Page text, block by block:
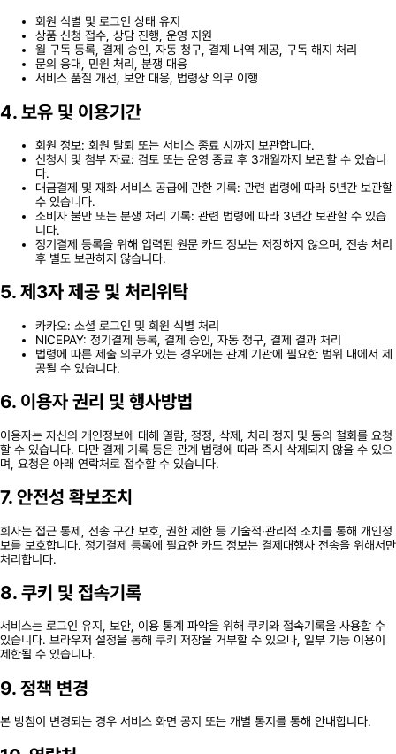
회원 식별 및 로그인 상태 유지
상품 신청 접수, 상담 진행, 운영 지원
월 구독 등록, 결제 승인, 자동 청구, 결제 내역 제공, 구독 해지 처리
문의 응대, 민원 처리, 분쟁 대응
서비스 품질 개선, 보안 대응, 법령상 의무 이행
4. 보유 및 이용기간
회원 정보: 회원 탈퇴 또는 서비스 종료 시까지 보관합니다.
신청서 및 첨부 자료: 검토 또는 운영 종료 후 3개월까지 보관할 수 있습니
다.
대금결제 및 재화·서비스 공급에 관한 기록: 관련 법령에 따라 5년간 보관할
수 있습니다.
소비자 불만 또는 분쟁 처리 기록: 관련 법령에 따라 3년간 보관할 수 있습
니다.
정기결제 등록을 위해 입력된 원문 카드 정보는 저장하지 않으며, 전송 처리
후 별도 보관하지 않습니다.
5. 제3자 제공 및 처리위탁
카카오: 소셜 로그인 및 회원 식별 처리
NICEPAY: 정기결제 등록, 결제 승인, 자동 청구, 결제 결과 처리
법령에 따른 제출 의무가 있는 경우에는 관계 기관에 필요한 범위 내에서 제
공될 수 있습니다.
6. 이용자 권리 및 행사방법
이용자는 자신의 개인정보에 대해 열람, 정정, 삭제, 처리 정지 및 동의 철회를 요청
할 수 있습니다. 다만 결제 기록 등은 관계 법령에 따라 즉시 삭제되지 않을 수 있으
며, 요청은 아래 연락처로 접수할 수 있습니다.
7. 안전성 확보조치
회사는 접근 통제, 전송 구간 보호, 권한 제한 등 기술적·관리적 조치를 통해 개인정
보를 보호합니다. 정기결제 등록에 필요한 카드 정보는 결제대행사 전송을 위해서만
처리합니다.
8. 쿠키 및 접속기록
서비스는 로그인 유지, 보안, 이용 통계 파악을 위해 쿠키와 접속기록을 사용할 수
있습니다. 브라우저 설정을 통해 쿠키 저장을 거부할 수 있으나, 일부 기능 이용이
제한될 수 있습니다.
9. 정책 변경
본 방침이 변경되는 경우 서비스 화면 공지 또는 개별 통지를 통해 안내합니다.